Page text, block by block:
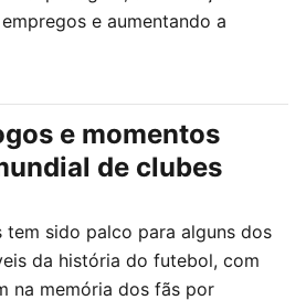
e aumentando a
e momentos
de clubes
tem sido palco para alguns dos
da história do futebol, com
na memória dos fãs por